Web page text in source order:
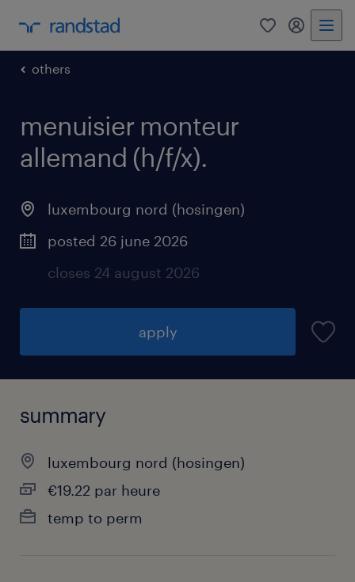
0 my
others
menuisier monteur
allemand (h/f/x).
luxembourg nord (hosingen)
posted 26 june 2026
closes 24 august 2026
apply
summary
luxembourg nord (hosingen)
€19.22 par heure
temp to perm